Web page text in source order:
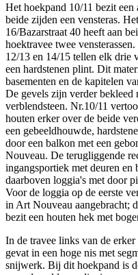
Het hoekpand 10/11 bezit een
beide zijden een vensteras.
16/Bazarstraat 40 heeft aan
hoektravee twee
12/13 en 14/15 tellen elk drie
een hardstenen plint. Dit
basementen en de kapitelen
De gevels zijn verder
verblendsteen. Nr.10/11
houten erker over de beide
een gebeeldhouwde,
door een balkon met een
Nouveau. De terugliggende
ingangsportiek met deuren
daarboven loggia's met door
Voor de loggia op de eerste
in Art Nouveau aangebracht;
bezit een houten hek met
In de travee links van de
gevat in een hoge nis met
snijwerk. Bij dit hoekpand is